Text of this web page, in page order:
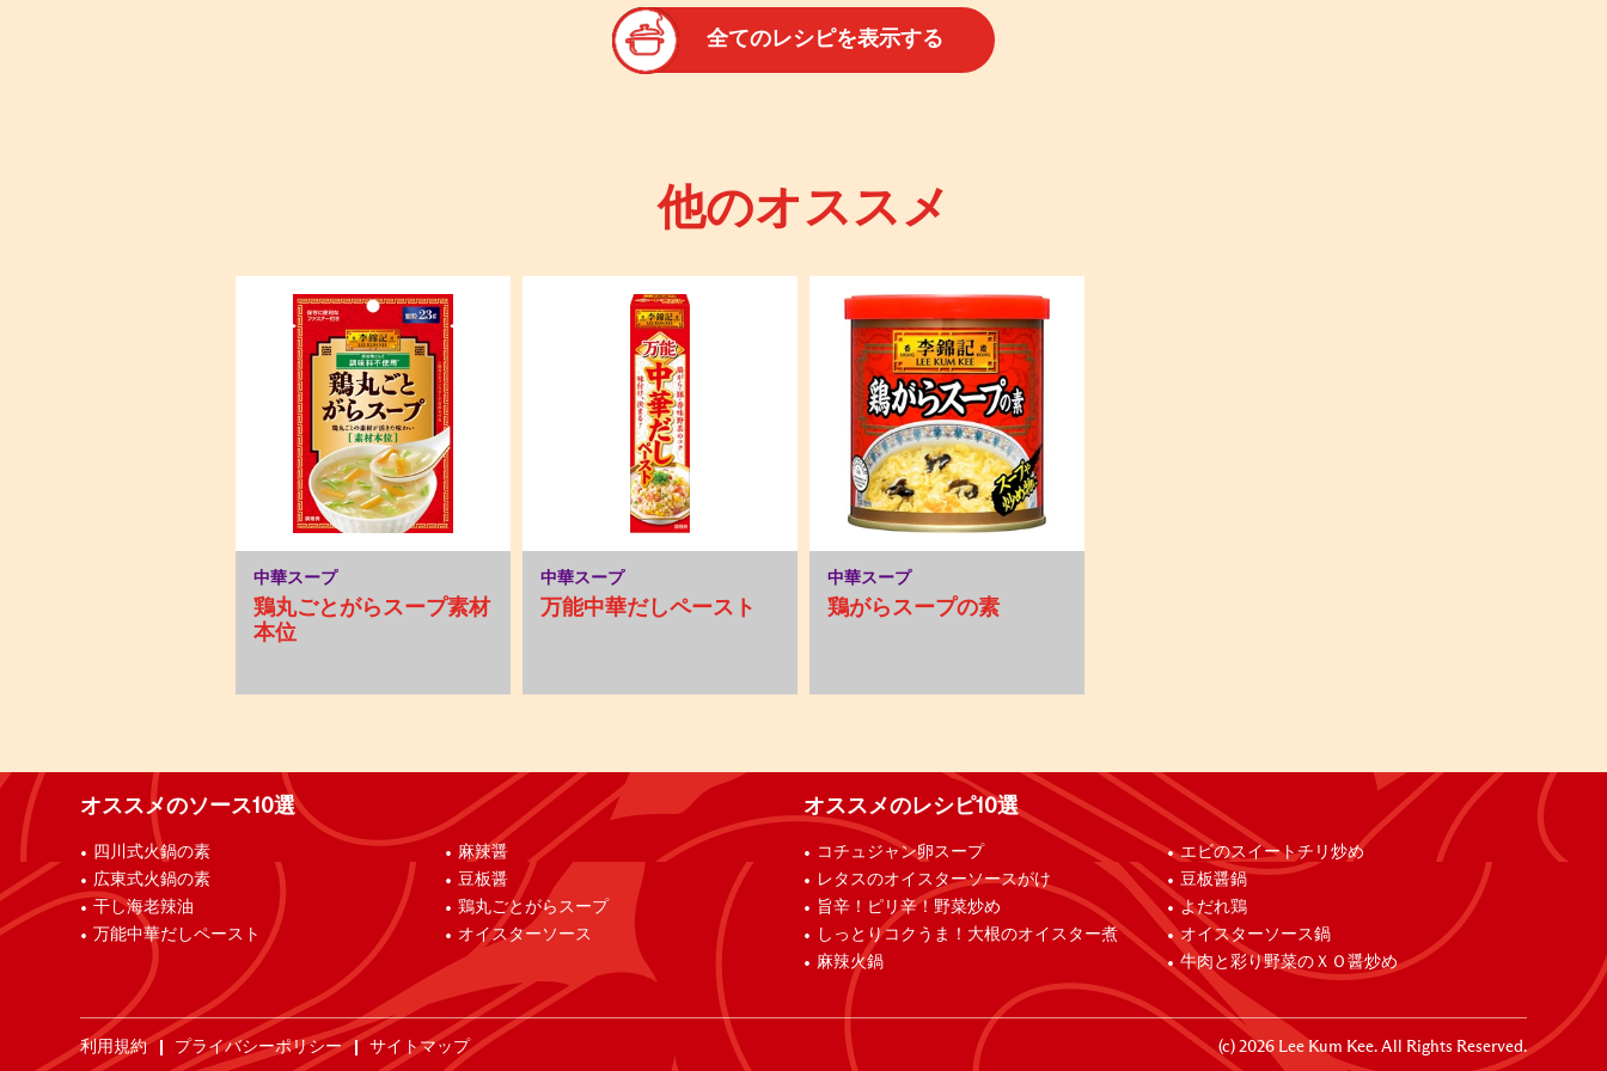
全てのレシピを表示する
他のオススメ
中華スープ
鶏丸ごとがらスープ素材
本位
中華スープ
万能中華だしペースト
中華スープ
鶏がらスープの素
オススメのソース10選
四川式火鍋の素
広東式火鍋の素
干し海老辣油
万能中華だしペースト
麻辣醤
豆板醤
鶏丸ごとがらスープ
オイスターソース
オススメのレシピ10選
コチュジャン卵スープ
レタスのオイスターソースがけ
旨辛！ピリ辛！野菜炒め
しっとりコクうま！大根のオイスター煮
麻辣火鍋
エビのスイートチリ炒め
豆板醤鍋
よだれ鶏
オイスターソース鍋
牛肉と彩り野菜のＸＯ醤炒め
利用規約 プライバシーポリシー サイトマップ (c) 2026Lee Kum Kee. All Rights Reserved.